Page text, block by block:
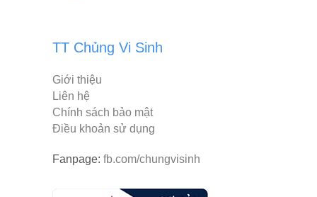
TT Chủng Vi Sinh
Giới thiệu
Liên hệ
Chính sách bảo mật
Điều khoản sử dụng
Fanpage: fb.com/chungvisinh